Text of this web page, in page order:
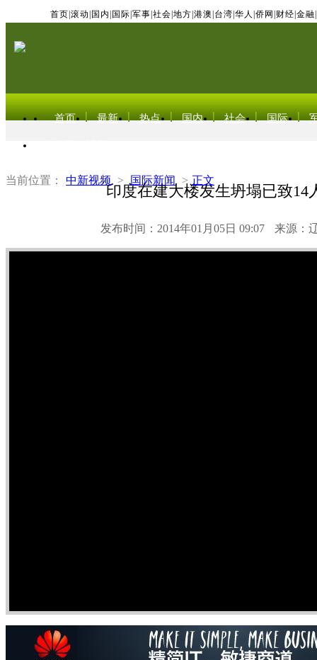
首页 滚动 国内 国际 军事 社会 地方 港澳 台湾 华人 侨网 财经 金融
首页 最新 热点 国内 社会 国际
当前位置： 中新视频 > 国际新闻 > 正文
印度在建大楼发生坍塌已致14
发布时间：2014年01月05日 09:07 来源：